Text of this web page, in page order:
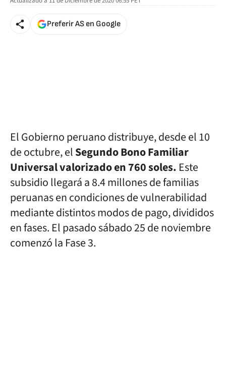
Preferir AS en Google
El Gobierno peruano distribuye, desde el 10
de octubre, elSegundo Bono Familiar
Universal valorizado en 760 soles. Este
subsidio llegará a 8.4 millones de familias
peruanas en condiciones de vulnerabilidad
mediante distintos modos de pago, divididos
en fases. El pasado sábado 25 de noviembre
comenzó la Fase 3.